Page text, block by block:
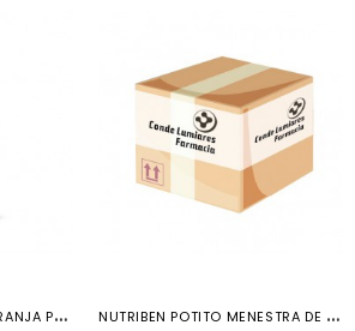
N
UTRIBEN MANZANA NARANJA PLATANO Y... N
UTRIBEN POTITO MENESTRA DE CORDERO 235G